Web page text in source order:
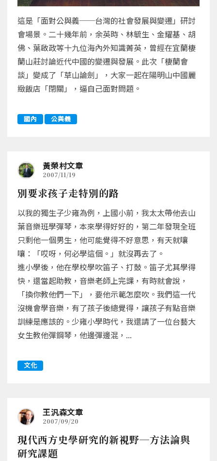
這是「面對公與義──台灣的社會發展與變遷」研討
會場景。二十幾年前，余英時、林毓生、金耀基、胡
佛、葉啟政等十九位海內外知識菁英，曾經在宜蘭棲
蘭山莊討論近代中國的變遷與發展。此次「棲蘭會
談」變成了「草山論劍」，大家一起在陽明山中國麗
緻飯店「閉關」，逼自己面對問題。
國內 公與義
黃榮村文章
2007/11/19
別要求孩子走特別的路
以我的獨生子少雍為例，上國小前，我太太帶他去山
葉音樂班學彈琴，本來學得好好的，第二年發現全班
只剩他一個男生，他可能覺得不好意思，有天就嚷
嚷：「哎呀，何必學這個。」就沒再去了。
進小學後，他在學校學吹笛子、打鼓。笛子尤其學得
快，還當起助教，音樂老師上完課，有時就會說，
「換你教他們一下」，要他示範怎麼吹。我們這一代
沒機會學音樂，有了孩子後總覺得，讓孩子有點音樂
訓練是應該的。少雍小學時代，我還請了一位台藝大
女生教他彈鋼琴，他邊彈邊混，...
文化
王汎森文章
2007/09/20
現代西方史學研究的新視野─方法論與
研究課題